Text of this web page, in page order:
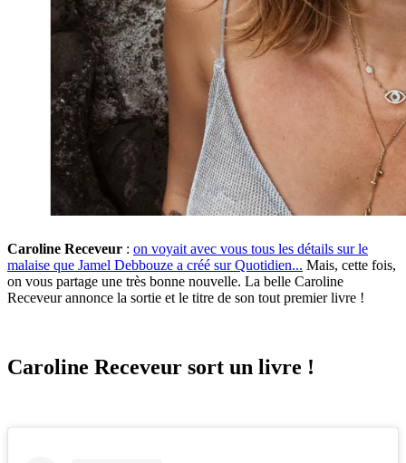
Caroline Receveur : on voyait avec vous tous les détails sur le
malaise que Jamel Debbouze a créé sur Quotidien... Mais, cette fois,
on vous partage une très bonne nouvelle. La belle Caroline
Receveur annonce la sortie et le titre de son tout premier livre !
Caroline Receveur sort un livre !